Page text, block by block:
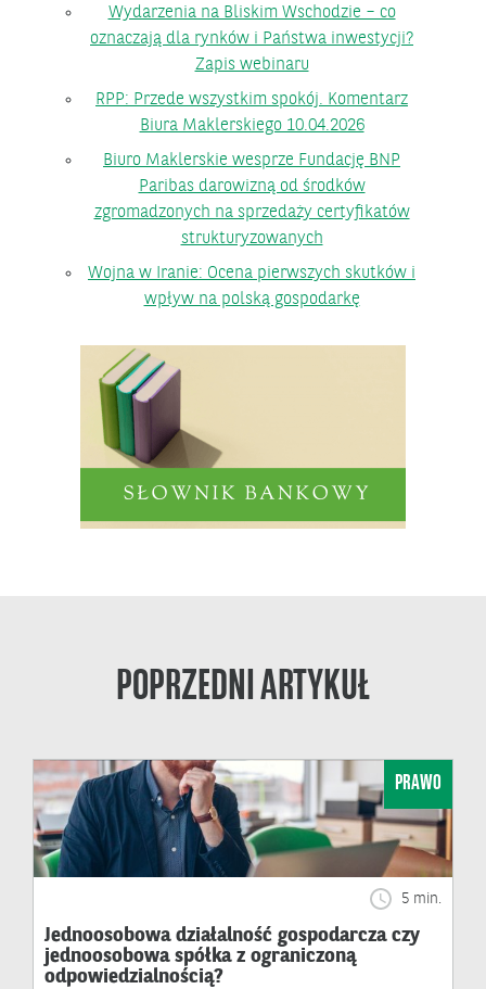
Wydarzenia na Bliskim Wschodzie – co
oznaczają dla rynków i Państwa inwestycji?
Zapis webinaru
RPP: Przede wszystkim spokój. Komentarz
Biura Maklerskiego 10.04.2026
Biuro Maklerskie wesprze Fundację BNP
Paribas darowizną od środków
zgromadzonych na sprzedaży certyfikatów
strukturyzowanych
Wojna w Iranie: Ocena pierwszych skutków i
wpływ na polską gospodarkę
POPRZEDNI ARTYKUŁ
PRAWO
5 min.
Jednoosobowa działalność gospodarcza czy
jednoosobowa spółka z ograniczoną
odpowiedzialnością?